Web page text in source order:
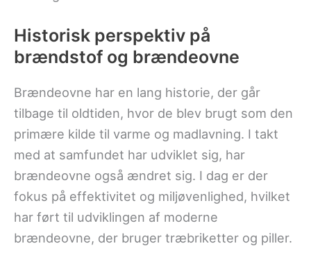
Historisk perspektiv på
brændstof og brændeovne
Brændeovne har en lang historie, der går
tilbage til oldtiden, hvor de blev brugt som den
primære kilde til varme og madlavning. I takt
med at samfundet har udviklet sig, har
brændeovne også ændret sig. I dag er der
fokus på effektivitet og miljøvenlighed, hvilket
har ført til udviklingen af moderne
brændeovne, der bruger træbriketter og piller.